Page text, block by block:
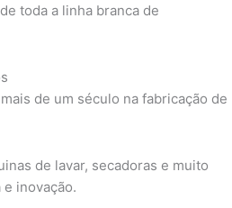
toda a linha branca de
de um século na fabricação de
de lavar, secadoras e muito
inovação.